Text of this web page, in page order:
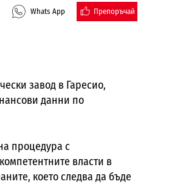
Whats App Препоръчай
завод в Гаресио,
данни по
процедура с
власти в
което следва да бъде